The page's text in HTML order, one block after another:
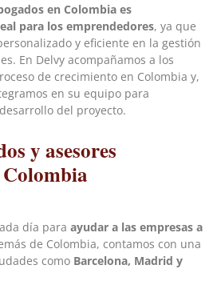
en Colombia es
para los emprendedores, ya que
y eficiente en la gestión
En Delvy acompañamos a los
de crecimiento en Colombia y,
en su equipo para
del proyecto.
y asesores
día para ayudar a las empresas a
de Colombia, contamos con una
como Barcelona, Madrid y